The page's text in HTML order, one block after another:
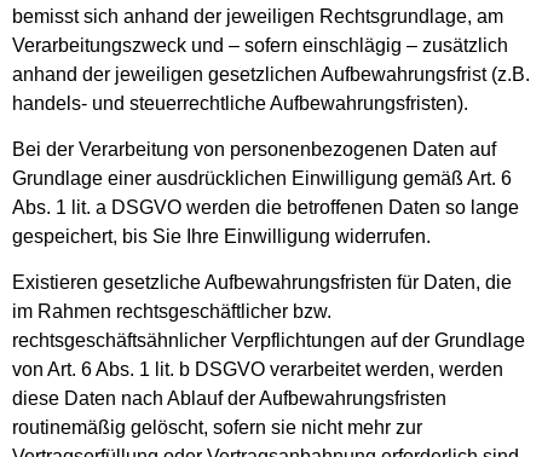
bemisst sich anhand der jeweiligen Rechtsgrundlage, am
Verarbeitungszweck und – sofern einschlägig – zusätzlich
anhand der jeweiligen gesetzlichen Aufbewahrungsfrist (z.B.
handels- und steuerrechtliche Aufbewahrungsfristen).
Bei der Verarbeitung von personenbezogenen Daten auf
Grundlage einer ausdrücklichen Einwilligung gemäß Art. 6
Abs. 1 lit. a DSGVO werden die betroffenen Daten so lange
gespeichert, bis Sie Ihre Einwilligung widerrufen.
Existieren gesetzliche Aufbewahrungsfristen für Daten, die
im Rahmen rechtsgeschäftlicher bzw.
rechtsgeschäftsähnlicher Verpflichtungen auf der Grundlage
von Art. 6 Abs. 1 lit. b DSGVO verarbeitet werden, werden
diese Daten nach Ablauf der Aufbewahrungsfristen
routinemäßig gelöscht, sofern sie nicht mehr zur